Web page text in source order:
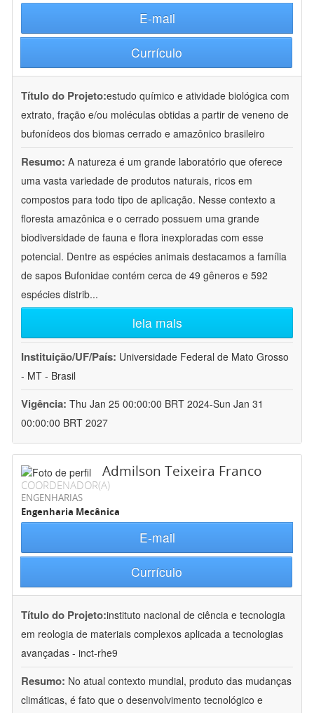
E-mail
Currículo
Título do Projeto:estudo químico e atividade biológica com
extrato, fração e/ou moléculas obtidas a partir de veneno de
bufonídeos dos biomas cerrado e amazônico brasileiro
Resumo: A natureza é um grande laboratório que oferece
uma vasta variedade de produtos naturais, ricos em
compostos para todo tipo de aplicação. Nesse contexto a
floresta amazônica e o cerrado possuem uma grande
biodiversidade de fauna e flora inexploradas com esse
potencial. Dentre as espécies animais destacamos a família
de sapos Bufonidae contém cerca de 49 gêneros e 592
espécies distrib...
leia mais
Instituição/UF/País: Universidade Federal de Mato Grosso
- MT - Brasil
Vigência: Thu Jan 25 00:00:00 BRT 2024-Sun Jan 31
00:00:00 BRT 2027
Admilson Teixeira Franco
COORDENADOR(A)
ENGENHARIAS
Engenharia Mecânica
E-mail
Currículo
Título do Projeto:instituto nacional de ciência e tecnologia
em reologia de materiais complexos aplicada a tecnologias
avançadas - inct-rhe9
Resumo: No atual contexto mundial, produto das mudanças
climáticas, é fato que o desenvolvimento tecnológico e